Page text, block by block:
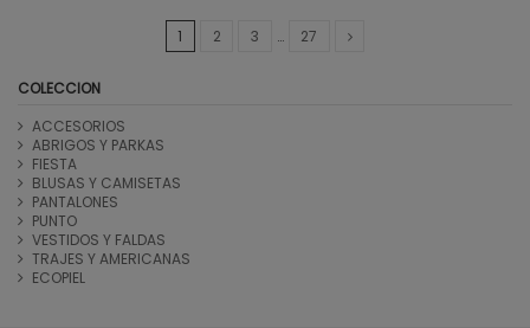
1 2 3 … 27
COLECCION
ACCESORIOS
ABRIGOS Y PARKAS
FIESTA
BLUSAS Y CAMISETAS
PANTALONES
PUNTO
VESTIDOS Y FALDAS
TRAJES Y AMERICANAS
ECOPIEL